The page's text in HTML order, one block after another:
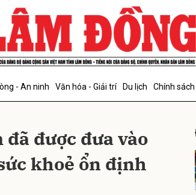
- An ninh Văn hóa - Giải trí Du lịch Chính sách
được đưa vào
khoẻ ổn định